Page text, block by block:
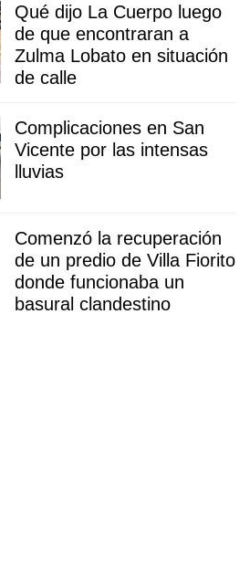
Qué dijo La Cuerpo luego
de que encontraran a
Zulma Lobato en situación
de calle
Complicaciones en San
Vicente por las intensas
lluvias
Comenzó la recuperación
de un predio de Villa Fiorito
donde funcionaba un
basural clandestino